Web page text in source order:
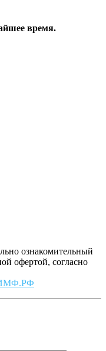
время.
ознакомительный
офертой, согласно